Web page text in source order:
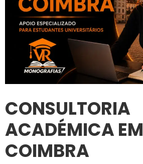
CONSULTORIA
ACADÉMICA EM
COIMBRA